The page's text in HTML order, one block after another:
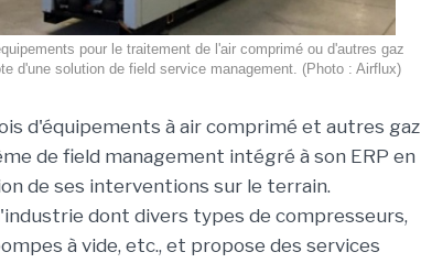
pour le traitement de l'air comprimé ou d'autres gaz
d'une solution de field service management. (Photo : Airflux)
d'équipements à air comprimé et autres gaz
de field management intégré à son ERP en
de ses interventions sur le terrain.
dont divers types de compresseurs,
à vide, etc., et propose des services